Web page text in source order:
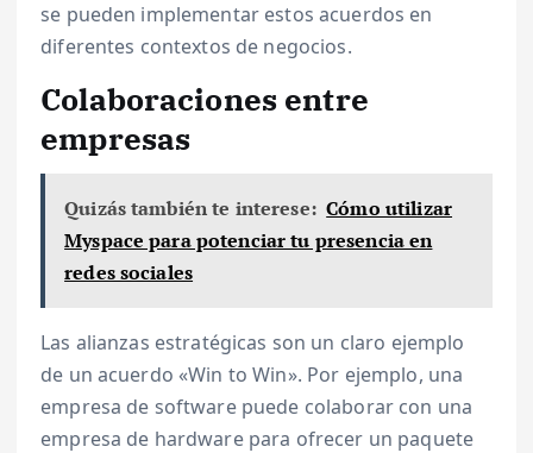
se pueden implementar estos acuerdos en
diferentes contextos de negocios.
Colaboraciones entre
empresas
Quizás también te interese: Cómo utilizar
Myspace para potenciar tu presencia en
redes sociales
Las alianzas estratégicas son un claro ejemplo
de un acuerdo «Win to Win». Por ejemplo, una
empresa de software puede colaborar con una
empresa de hardware para ofrecer un paquete